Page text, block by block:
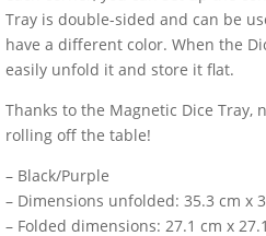
Tray is double-sided and can be
have a different color. When the
easily unfold it and store it flat.
Thanks to the Magnetic Dice Tray,
rolling off the table!
– Black/Purple
– Dimensions unfolded: 35.3 cm x
– Folded dimensions: 27.1 cm x